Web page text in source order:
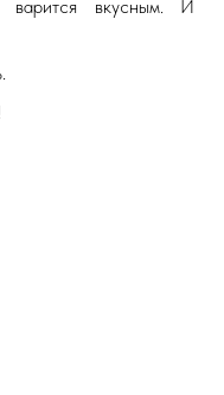
варится вкусным. И